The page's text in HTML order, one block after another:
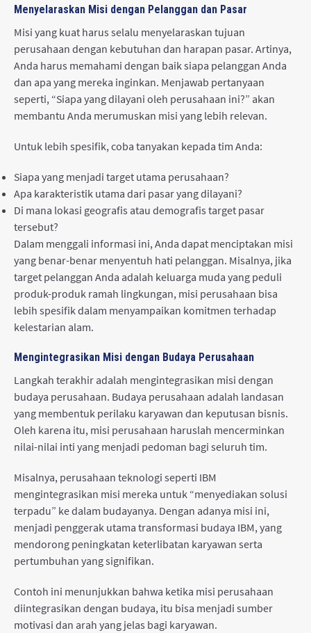
Menyelaraskan Misi dengan Pelanggan dan Pasar
Misi yang kuat harus selalu menyelaraskan tujuan
perusahaan dengan kebutuhan dan harapan pasar. Artinya,
Anda harus memahami dengan baik siapa pelanggan Anda
dan apa yang mereka inginkan. Menjawab pertanyaan
seperti, “Siapa yang dilayani oleh perusahaan ini?” akan
membantu Anda merumuskan misi yang lebih relevan.
Untuk lebih spesifik, coba tanyakan kepada tim Anda:
Siapa yang menjadi target utama perusahaan?
Apa karakteristik utama dari pasar yang dilayani?
Di mana lokasi geografis atau demografis target pasar
tersebut?
Dalam menggali informasi ini, Anda dapat menciptakan misi
yang benar-benar menyentuh hati pelanggan. Misalnya, jika
target pelanggan Anda adalah keluarga muda yang peduli
produk-produk ramah lingkungan, misi perusahaan bisa
lebih spesifik dalam menyampaikan komitmen terhadap
kelestarian alam.
Mengintegrasikan Misi dengan Budaya Perusahaan
Langkah terakhir adalah mengintegrasikan misi dengan
budaya perusahaan. Budaya perusahaan adalah landasan
yang membentuk perilaku karyawan dan keputusan bisnis.
Oleh karena itu, misi perusahaan haruslah mencerminkan
nilai-nilai inti yang menjadi pedoman bagi seluruh tim.
Misalnya, perusahaan teknologi seperti IBM
mengintegrasikan misi mereka untuk “menyediakan solusi
terpadu” ke dalam budayanya. Dengan adanya misi ini,
menjadi penggerak utama transformasi budaya IBM, yang
mendorong peningkatan keterlibatan karyawan serta
pertumbuhan yang signifikan.
Contoh ini menunjukkan bahwa ketika misi perusahaan
diintegrasikan dengan budaya, itu bisa menjadi sumber
motivasi dan arah yang jelas bagi karyawan.